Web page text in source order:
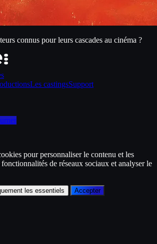
connus pour leurs cascades au cinéma ?
Les castingsSupport
pour personnaliser le contenu et les
de réseaux sociaux et analyser le
les essentiels Accepter